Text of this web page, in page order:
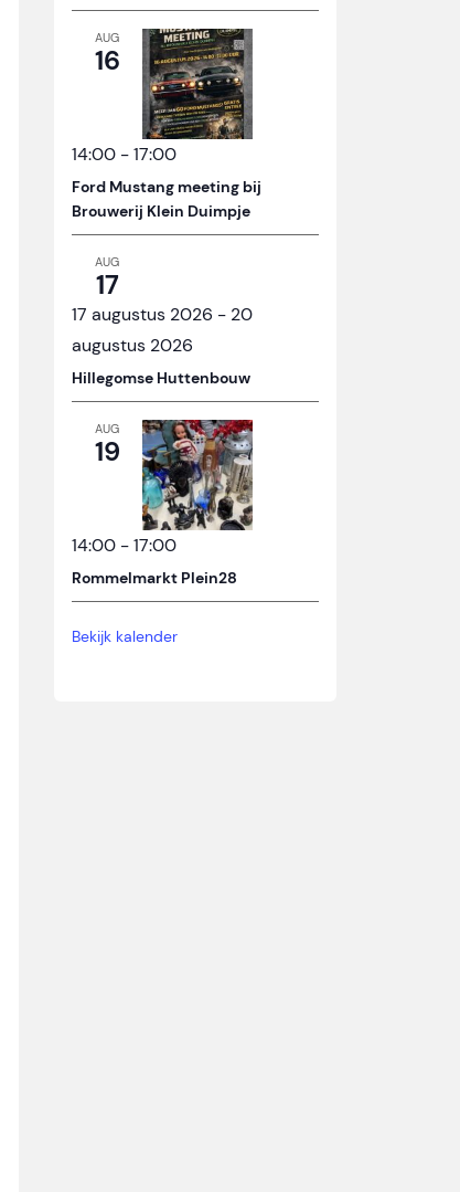
AUG
16
14:00 -17:00
Ford Mustang meeting bij
Brouwerij Klein Duimpje
AUG
17
17 augustus 2026 - 20
augustus 2026
Hillegomse Huttenbouw
AUG
19
14:00 -17:00
Rommelmarkt Plein28
Bekijk kalender